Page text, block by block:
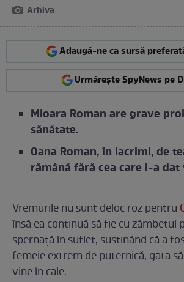
Arhiva
Adaugă-ne ca sursă
Urmărește SpyNews pe
Mioara Roman are grave
sănătate.
Oana Roman, în lacrimi, de
rămână fără cea care i-a dat
Vremurile nu sunt deloc roz pentru
însă ea continuă să fie cu zâmbetul
spernață în suflet, susținând că a
femeie extrem de puternică, gata
vine în cale.